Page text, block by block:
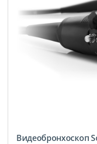
Видеобронхоскоп